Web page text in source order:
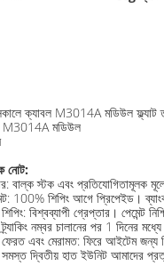
ক্যাবল M3014A মডিউল ফ্ল্যাট
M3014A মডিউল
নোট:
বাল্ক স্টক এবং প্রতিযোগিতামূলক
100% শিপিং আগে প্রিপেইড।
শিপিং: বিশ্বব্যাপী গ্রেপ্তার।
ট্র্যাকিং নম্বর চালানের পর 1 দিনের
ফেরত এবং মেরামত: ফিরে আইটেম জন্য
সমস্ত দ্বিতীয় হাত ইউনিট আমাদের